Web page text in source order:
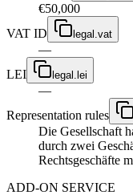
€50,000
VAT ID
legal.vat
—
LEI
legal.lei
—
Representation rules
Die Gesellschaft
durch zwei
Rechtsgeschäfte
ADD-ON SERVICE